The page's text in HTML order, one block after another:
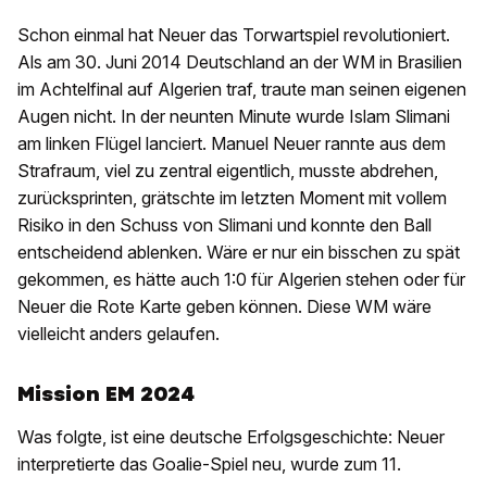
Schon einmal hat Neuer das Torwartspiel revolutioniert.
Als am 30. Juni 2014 Deutschland an der WM in Brasilien
im Achtelfinal auf Algerien traf, traute man seinen eigenen
Augen nicht. In der neunten Minute wurde Islam Slimani
am linken Flügel lanciert. Manuel Neuer rannte aus dem
Strafraum, viel zu zentral eigentlich, musste abdrehen,
zurücksprinten, grätschte im letzten Moment mit vollem
Risiko in den Schuss von Slimani und konnte den Ball
entscheidend ablenken. Wäre er nur ein bisschen zu spät
gekommen, es hätte auch 1:0 für Algerien stehen oder für
Neuer die Rote Karte geben können. Diese WM wäre
vielleicht anders gelaufen.
Mission EM 2024
Was folgte, ist eine deutsche Erfolgsgeschichte: Neuer
interpretierte das Goalie-Spiel neu, wurde zum 11.